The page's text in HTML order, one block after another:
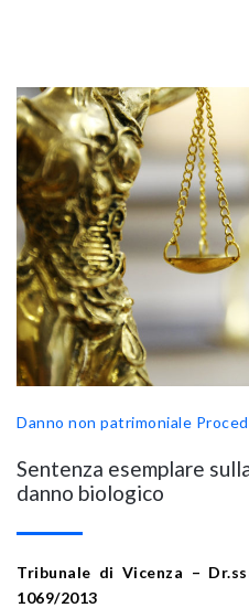
Danno non patrimoniale
Sentenza esemplare
danno biologico
Tribunale di Vicenza –
1069/2013